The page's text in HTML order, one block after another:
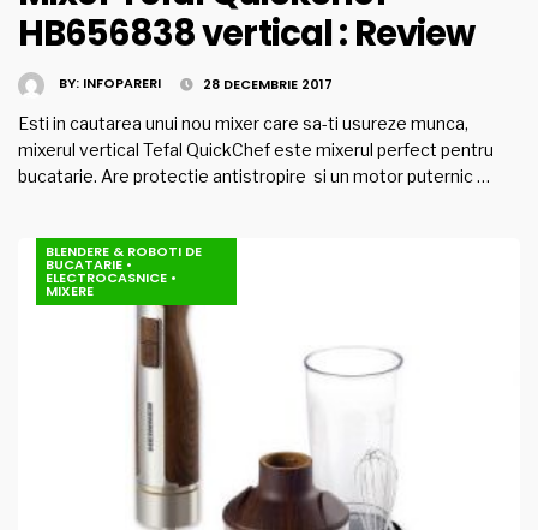
HB656838 vertical : Review
BY: INFOPARERI 28 DECEMBRIE 2017
Esti in cautarea unui nou mixer care sa-ti usureze munca,
mixerul vertical Tefal QuickChef este mixerul perfect pentru
bucatarie. Are protectie antistropire si un motor puternic …
BLENDERE & ROBOTI DE
BUCATARIE •
ELECTROCASNICE •
MIXERE